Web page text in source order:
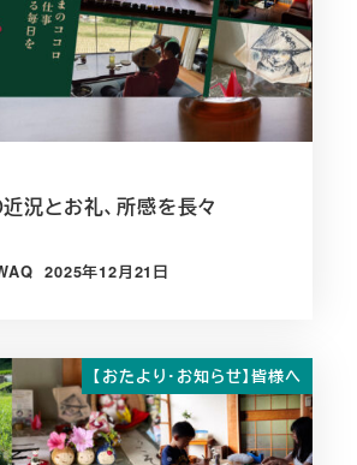
近況とお礼、所感を長々
投稿日
2025年12月21日
【おたより・お知らせ】皆様へ